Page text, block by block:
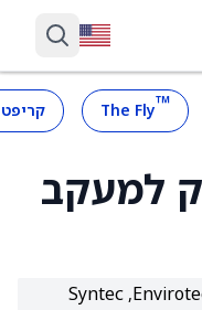
™
The Fly
למעקב
שלוש מניות פני סטוק – Envirotech Vehicles,‏ Syntec